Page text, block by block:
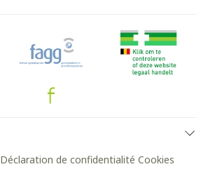
Déclaration de confidentialité Cookies